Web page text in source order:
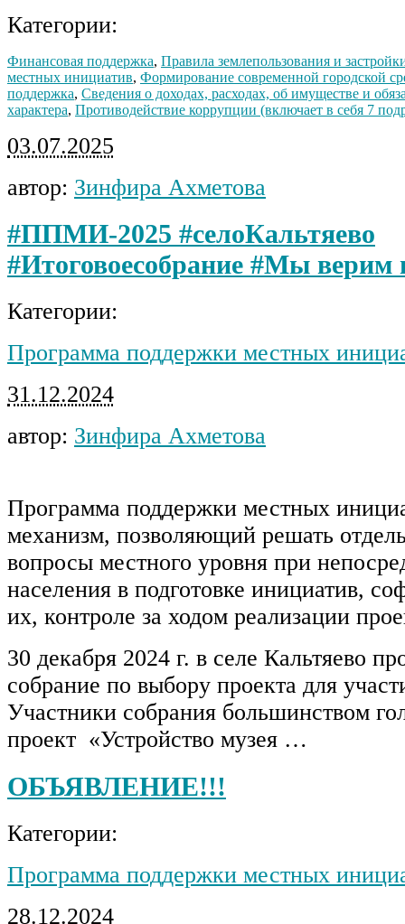
Категории:
Финансовая поддержка, Правила землепользования и
местных инициатив, Формирование современной городской
поддержка, Сведения о доходах, расходах, об имуществе и
характера, Противодействие коррупции (включает в себя 7
03.07.2025
автор: Зинфира Ахметова
#ППМИ-2025 #селоКальтяево
#Итоговоесобрание #Мы верим
Категории:
Программа поддержки местных
31.12.2024
автор: Зинфира Ахметова
Программа поддержки местных
механизм, позволяющий решать
вопросы местного уровня при
населения в подготовке инициатив,
их, контроле за ходом реализации
30 декабря 2024 г. в селе Кальтяево
собрание по выбору проекта для
Участники собрания большинством
проект «Устройство музея …
ОБЪЯВЛЕНИЕ!!!
Категории:
Программа поддержки местных
28.12.2024